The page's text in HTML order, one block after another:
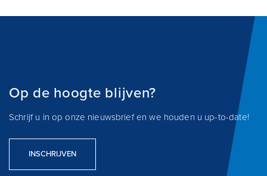
Op de hoogte blijven?
Schrijf u in op onze nieuwsbrief en we houden u up-to-date!
INSCHRIJVEN